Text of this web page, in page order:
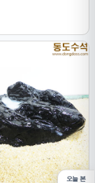
오늘 본